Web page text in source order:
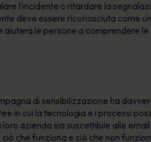
l’incidente o ritardare la
deve essere riconosciuta come
le persone a comprendere le
di sensibilizzazione ha
in cui la tecnologia e i processi
azienda sia suscettibile alle
che funziona e ciò che non